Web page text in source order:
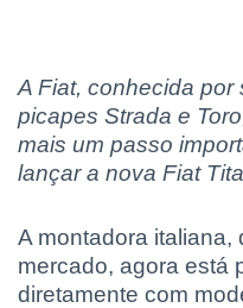
A Fiat, conhecida
picapes Strada e
mais um passo
lançar a nova Fiat
A montadora italiana,
mercado, agora está
diretamente com